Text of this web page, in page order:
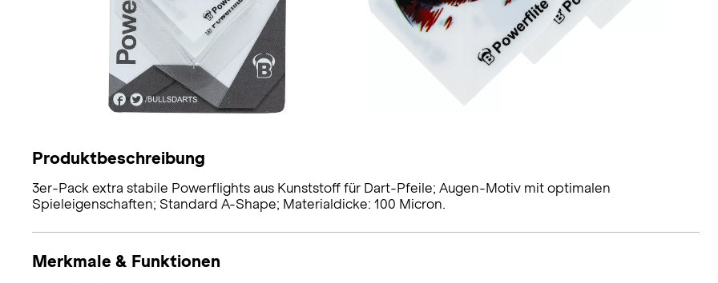
Produktbeschreibung
3er-Pack extra stabile Powerflights aus Kunststoff für Dart-Pfeile; Augen-Motiv mit optimalen
Spieleigenschaften; Standard A-Shape; Materialdicke: 100 Micron.
Merkmale & Funktionen